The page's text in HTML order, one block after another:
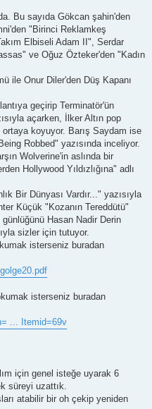
Bu sayıda Gökcan şahin'den
"Birinci Reklamkeş
Elbiseli Adam II", Serdar
ve Oğuz Özteker'den "Kadın
ile Onur Diler'den Düş Kapanı
geçirip Terminatör'ün
açarken, İlker Altın pop
koyuyor. Barış Saydam ise
Robbed" yazısında inceliyor.
Wolverine'in aslında bir
Hollywood Yıldızlığına" adlı
Bir Dünyası Vardır..." yazısıyla
Küçük "Kozanın Tereddütü"
Hasan Nadir Derin
sizler için tutuyor.
isterseniz buradan
isterseniz buradan
... Itemid=69v
için genel isteğe uyarak 6
süreyi uzattık.
atabilir bir oh çekip yeniden